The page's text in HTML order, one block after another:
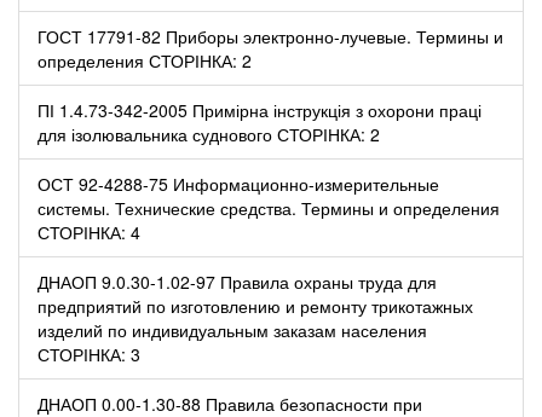
ГОСТ 17791-82 Приборы электронно-лучевые. Термины и
определения СТОРІНКА: 2
ПІ 1.4.73-342-2005 Примірна інструкція з охорони праці
для ізолювальника суднового СТОРІНКА: 2
ОСТ 92-4288-75 Информационно-измерительные
системы. Технические средства. Термины и определения
СТОРІНКА: 4
ДНАОП 9.0.30-1.02-97 Правила охраны труда для
предприятий по изготовлению и ремонту трикотажных
изделий по индивидуальным заказам населения
СТОРІНКА: 3
ДНАОП 0.00-1.30-88 Правила безопасности при